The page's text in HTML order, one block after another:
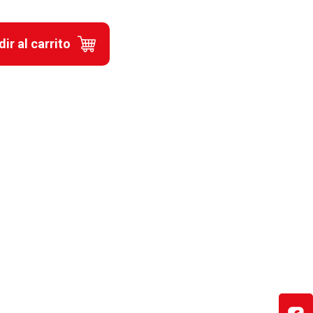
al carrito